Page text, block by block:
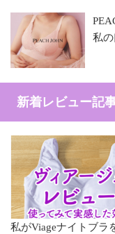
私の
新着レビュー記
私がViageナイトブラ